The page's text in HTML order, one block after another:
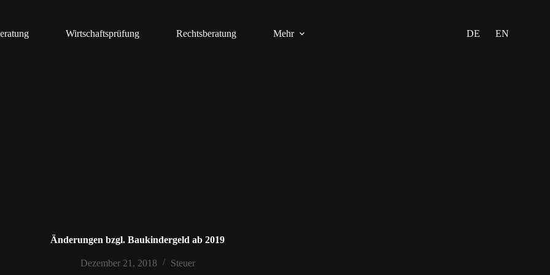
Wirtschaftsprüfung Rechtsberatung Mehr DE EN
Änderungen bzgl. Baukindergeld ab 2019
Dezember 21, 2018 Steuer